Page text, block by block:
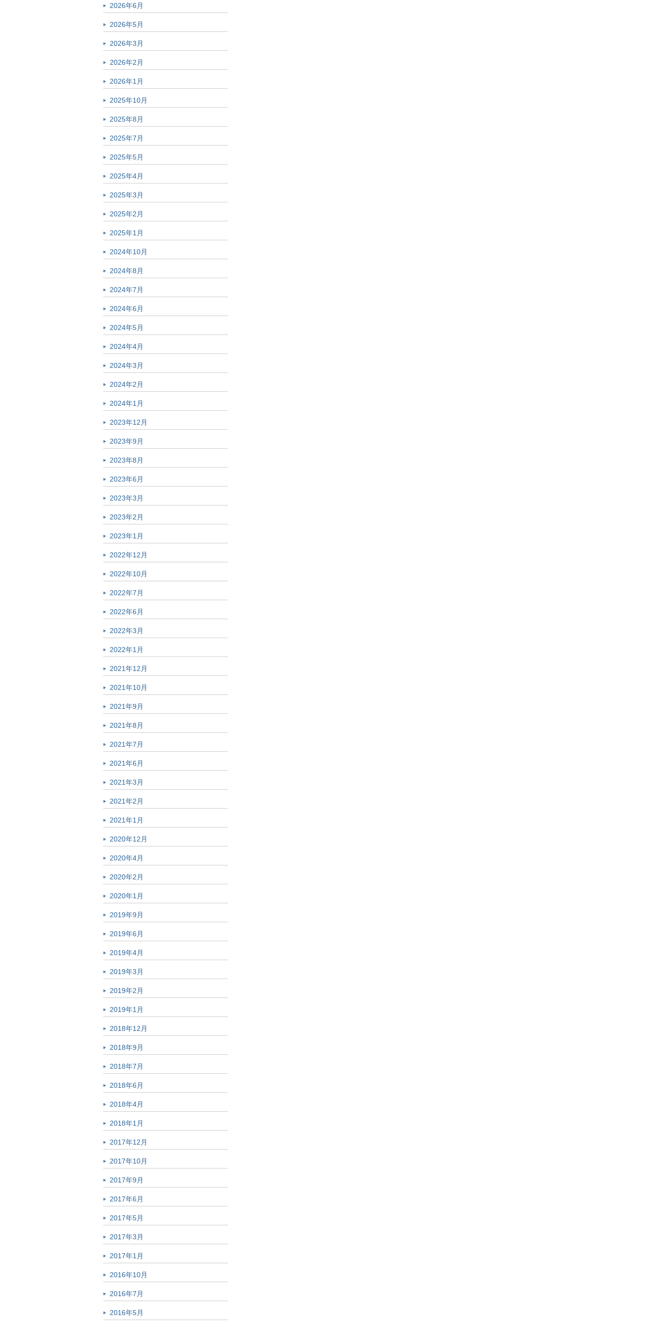
2026年6月
2026年5月
2026年3月
2026年2月
2026年1月
2025年10月
2025年8月
2025年7月
2025年5月
2025年4月
2025年3月
2025年2月
2025年1月
2024年10月
2024年8月
2024年7月
2024年6月
2024年5月
2024年4月
2024年3月
2024年2月
2024年1月
2023年12月
2023年9月
2023年8月
2023年6月
2023年3月
2023年2月
2023年1月
2022年12月
2022年10月
2022年7月
2022年6月
2022年3月
2022年1月
2021年12月
2021年10月
2021年9月
2021年8月
2021年7月
2021年6月
2021年3月
2021年2月
2021年1月
2020年12月
2020年4月
2020年2月
2020年1月
2019年9月
2019年6月
2019年4月
2019年3月
2019年2月
2019年1月
2018年12月
2018年9月
2018年7月
2018年6月
2018年4月
2018年1月
2017年12月
2017年10月
2017年9月
2017年6月
2017年5月
2017年3月
2017年1月
2016年10月
2016年7月
2016年5月